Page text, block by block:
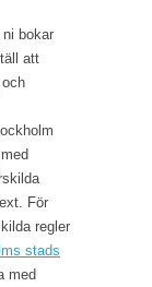
bokar
att
För
regler
stads
med